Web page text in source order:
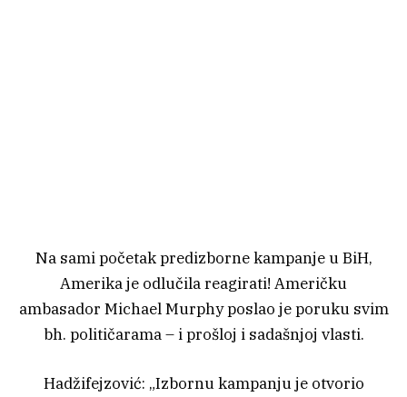
Na sami početak predizborne kampanje u BiH,
Amerika je odlučila reagirati! Američku
ambasador Michael Murphy poslao je poruku svim
bh. političarama – i prošloj i sadašnjoj vlasti.
Hadžifejzović: „Izbornu kampanju je otvorio